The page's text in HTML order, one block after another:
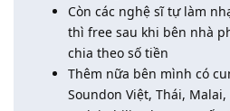
Còn các nghệ sĩ tự làm
thì free sau khi bên nhà
chia theo số tiền
Thêm nữa bên mình có
Soundon Việt, Thái,